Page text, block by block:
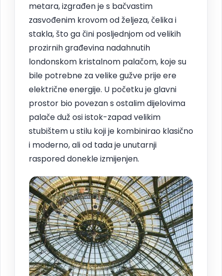
metara, izgrađen je s bačvastim
zasvođenim krovom od željeza, čelika i
stakla, što ga čini posljednjom od velikih
prozirnih građevina nadahnutih
londonskom kristalnom palačom, koje su
bile potrebne za velike gužve prije ere
električne energije. U početku je glavni
prostor bio povezan s ostalim dijelovima
palače duž osi istok-zapad velikim
stubištem u stilu koji je kombinirao klasično
i moderno, ali od tada je unutarnji
raspored donekle izmijenjen.